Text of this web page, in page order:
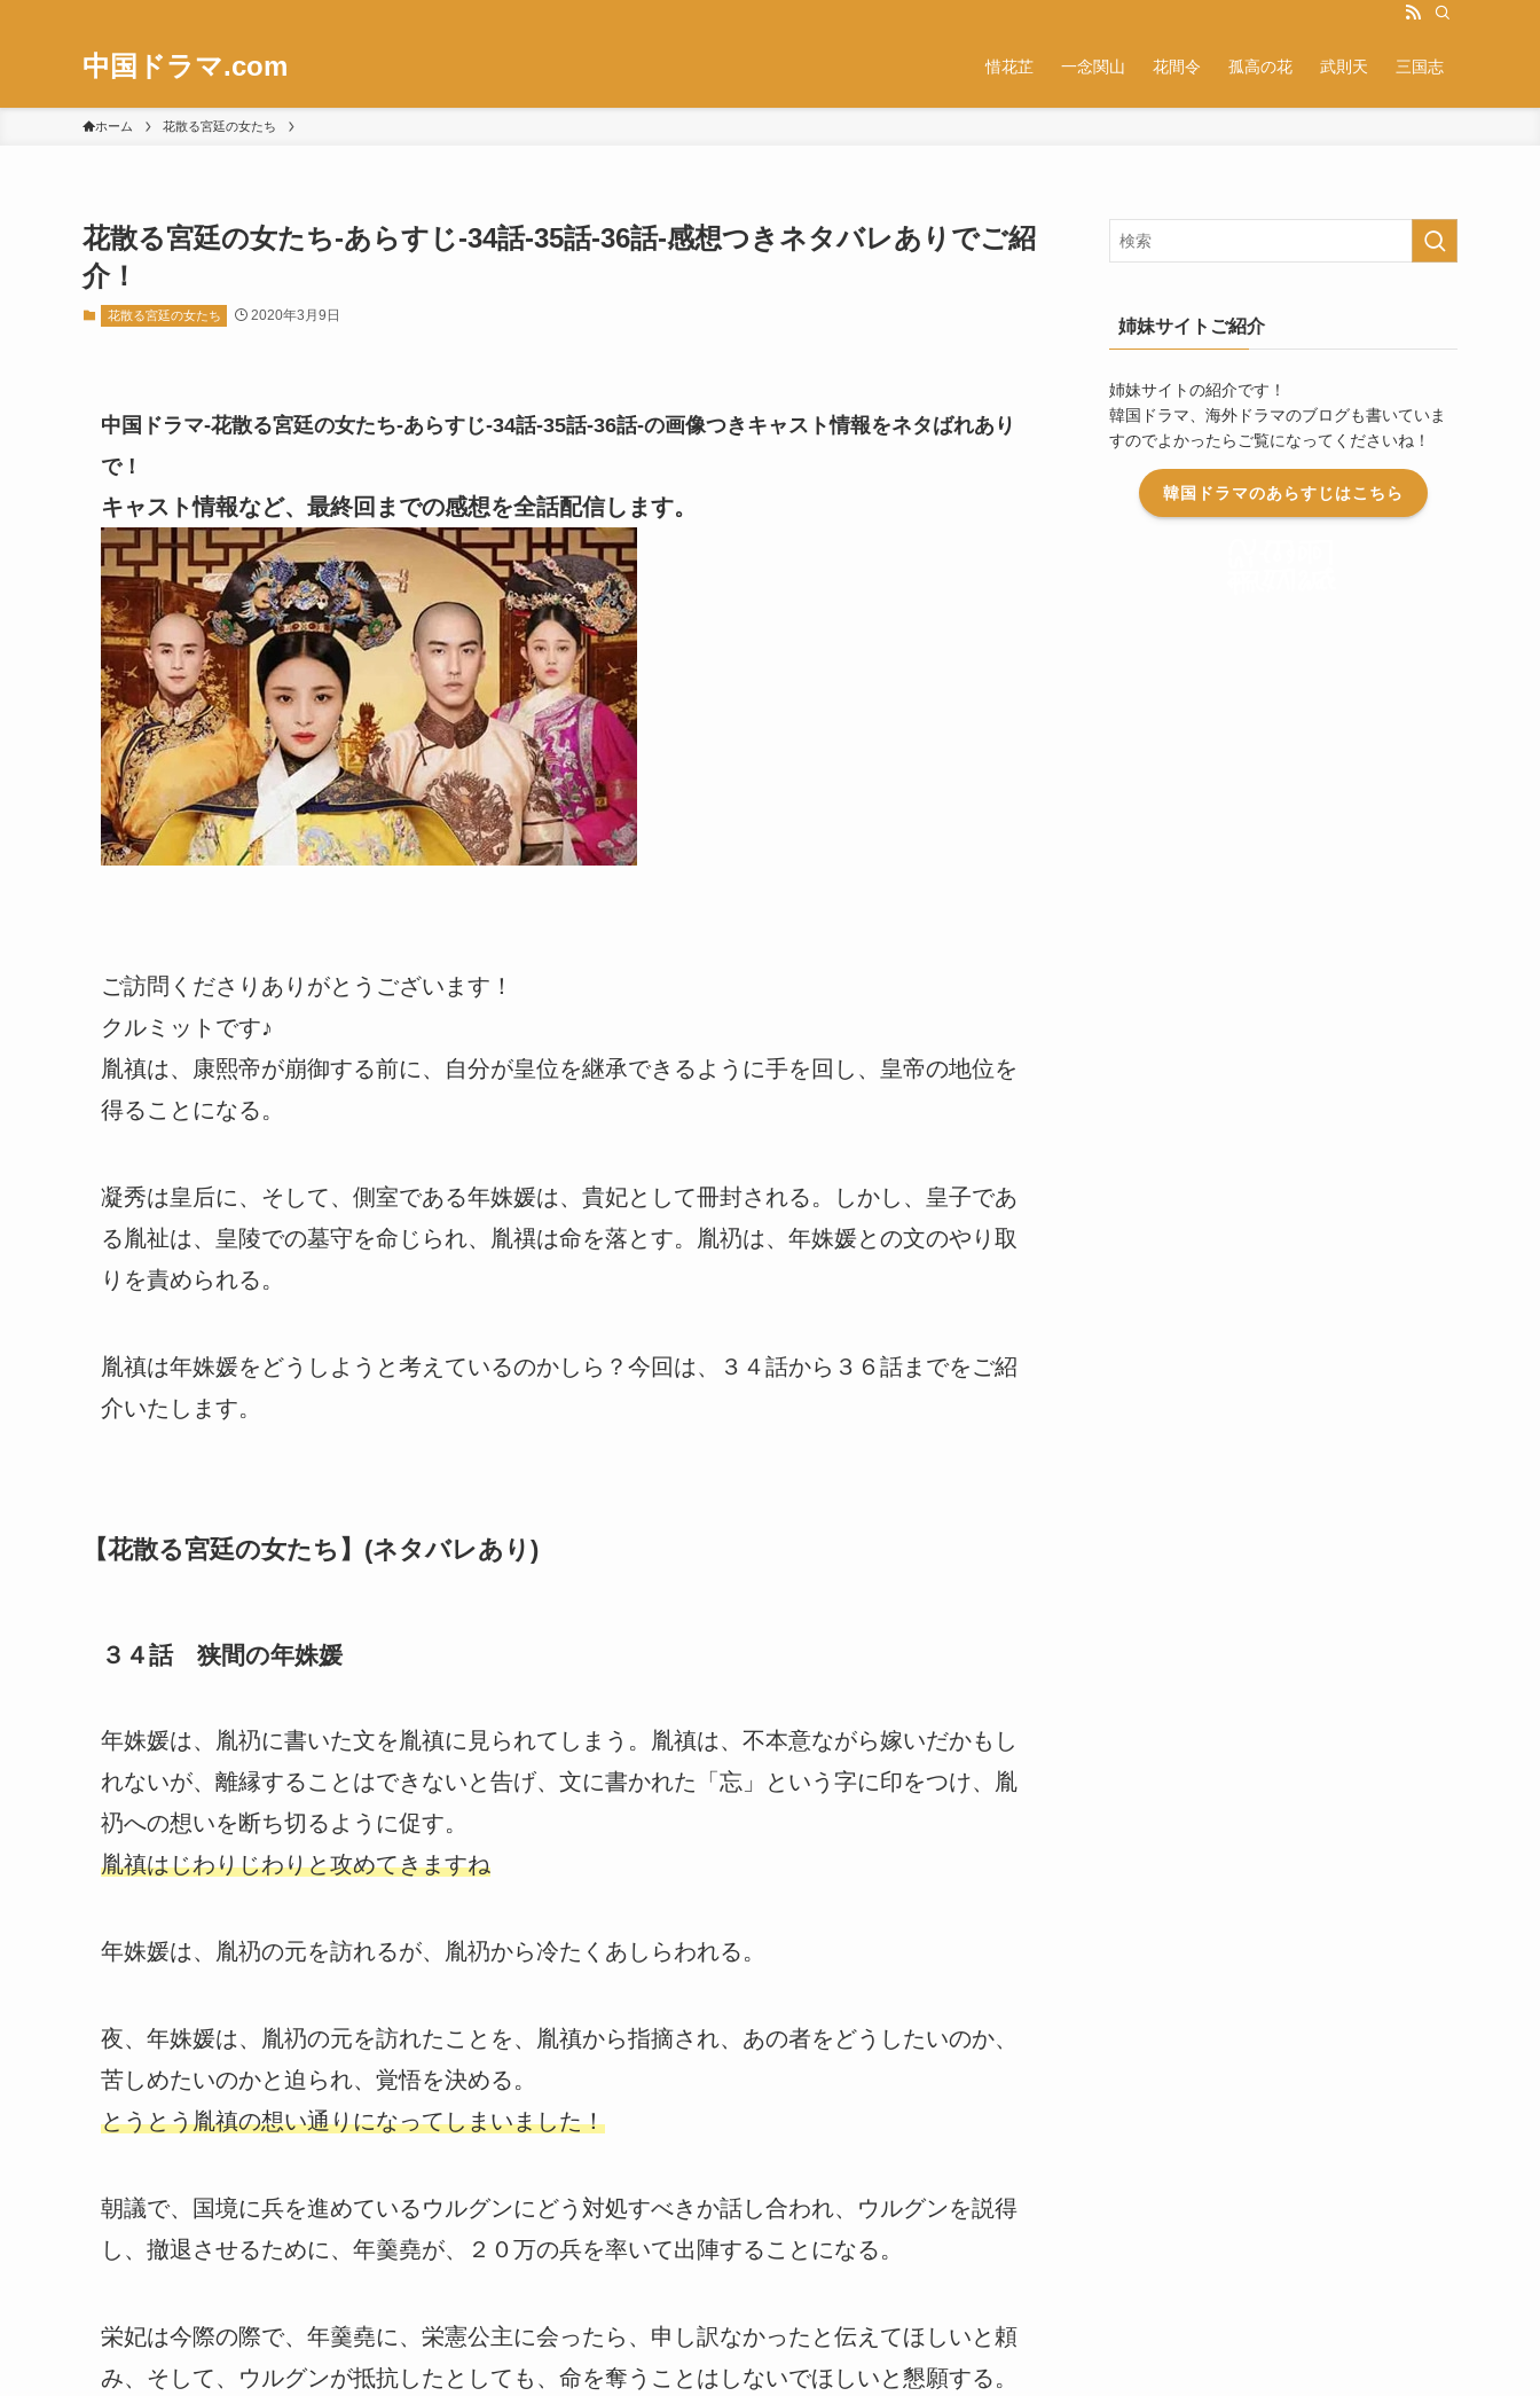
中国ドラマ.com 惜花芷 一念関山 花間令 孤高の花 武則天 三国志
ホーム 花散る宮廷の女たち
花散る宮廷の女たち-あらすじ-34話-35話-36話-感想つきネタバレありでご紹
介！
花散る宮廷の女たち 2020年3月9日
中国ドラマ-花散る宮廷の女たち-あらすじ-34話-35話-36話-の画像つきキャスト情報をネタばれあり
で！
キャスト情報など、最終回までの感想を全話配信します。
ご訪問くださりありがとうございます！
クルミットです♪
胤禛は、康熙帝が崩御する前に、自分が皇位を継承できるように手を回し、皇帝の地位を
得ることになる。
凝秀は皇后に、そして、側室である年姝媛は、貴妃として冊封される。しかし、皇子であ
る胤祉は、皇陵での墓守を命じられ、胤禩は命を落とす。胤礽は、年姝媛との文のやり取
りを責められる。
胤禛は年姝媛をどうしようと考えているのかしら？今回は、３４話から３６話までをご紹
介いたします。
【花散る宮廷の女たち】(ネタバレあり)
３４話 狭間の年姝媛
年姝媛は、胤礽に書いた文を胤禛に見られてしまう。胤禛は、不本意ながら嫁いだかもし
れないが、離縁することはできないと告げ、文に書かれた「忘」という字に印をつけ、胤
礽への想いを断ち切るように促す。
胤禛はじわりじわりと攻めてきますね
年姝媛は、胤礽の元を訪れるが、胤礽から冷たくあしらわれる。
夜、年姝媛は、胤礽の元を訪れたことを、胤禛から指摘され、あの者をどうしたいのか、
苦しめたいのかと迫られ、覚悟を決める。
とうとう胤禛の想い通りになってしまいました！
朝議で、国境に兵を進めているウルグンにどう対処すべきか話し合われ、ウルグンを説得
し、撤退させるために、年羹堯が、２０万の兵を率いて出陣することになる。
栄妃は今際の際で、年羹堯に、栄憲公主に会ったら、申し訳なかったと伝えてほしいと頼
み、そして、ウルグンが抵抗したとしても、命を奪うことはしないでほしいと懇願する。
姉妹サイトご紹介
姉妹サイトの紹介です！
韓国ドラマ、海外ドラマのブログも書いていま
すのでよかったらご覧になってくださいね！
韓国ドラマのあらすじはこちら